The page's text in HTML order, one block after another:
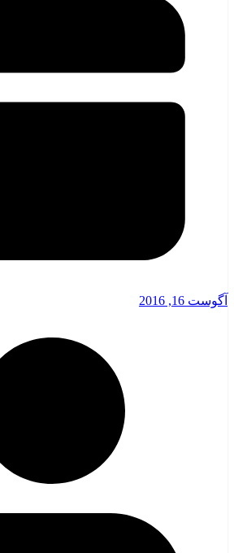
آگوست 16, 2016